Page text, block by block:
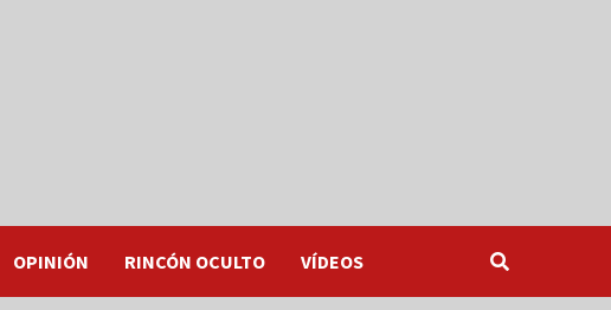
OPINIÓN RINCÓN OCULTO VÍDEOS